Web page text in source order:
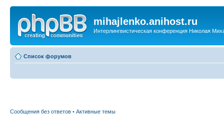
mihajlenko.anihost.ru
Интерлингвистическая конференция Николая
Список форумов
Сообщения без ответов • Активные темы